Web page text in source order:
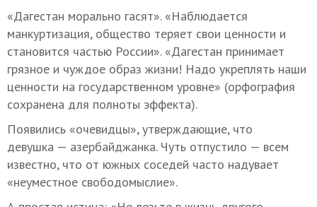
«Дагестан морально гасят». «Наблюдается
манкуртизация, общество теряет свои ценности и
становится частью России». «Дагестан принимает
грязное и чуждое образ жизни! Надо укреплять наши
ценности на государственном уровне» (орфография
сохранена для полноты эффекта).
Появились «очевидцы», утверждающие, что
девушка — азербайджанка. Чуть отпустило — всем
известно, что от южных соседей часто надувает
«неуместное свободомыслие».